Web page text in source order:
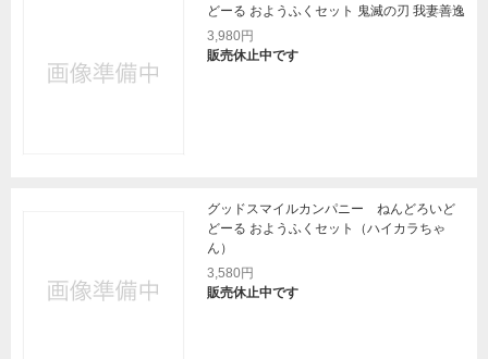
どーる おようふくセット 鬼滅の刃 我妻善逸
3,980円
販売休止中です
グッドスマイルカンパニー ねんどろいど
どーる おようふくセット（ハイカラちゃ
ん）
3,580円
販売休止中です